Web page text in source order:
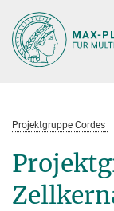
Hauptinhalt
Projektgruppe Cordes